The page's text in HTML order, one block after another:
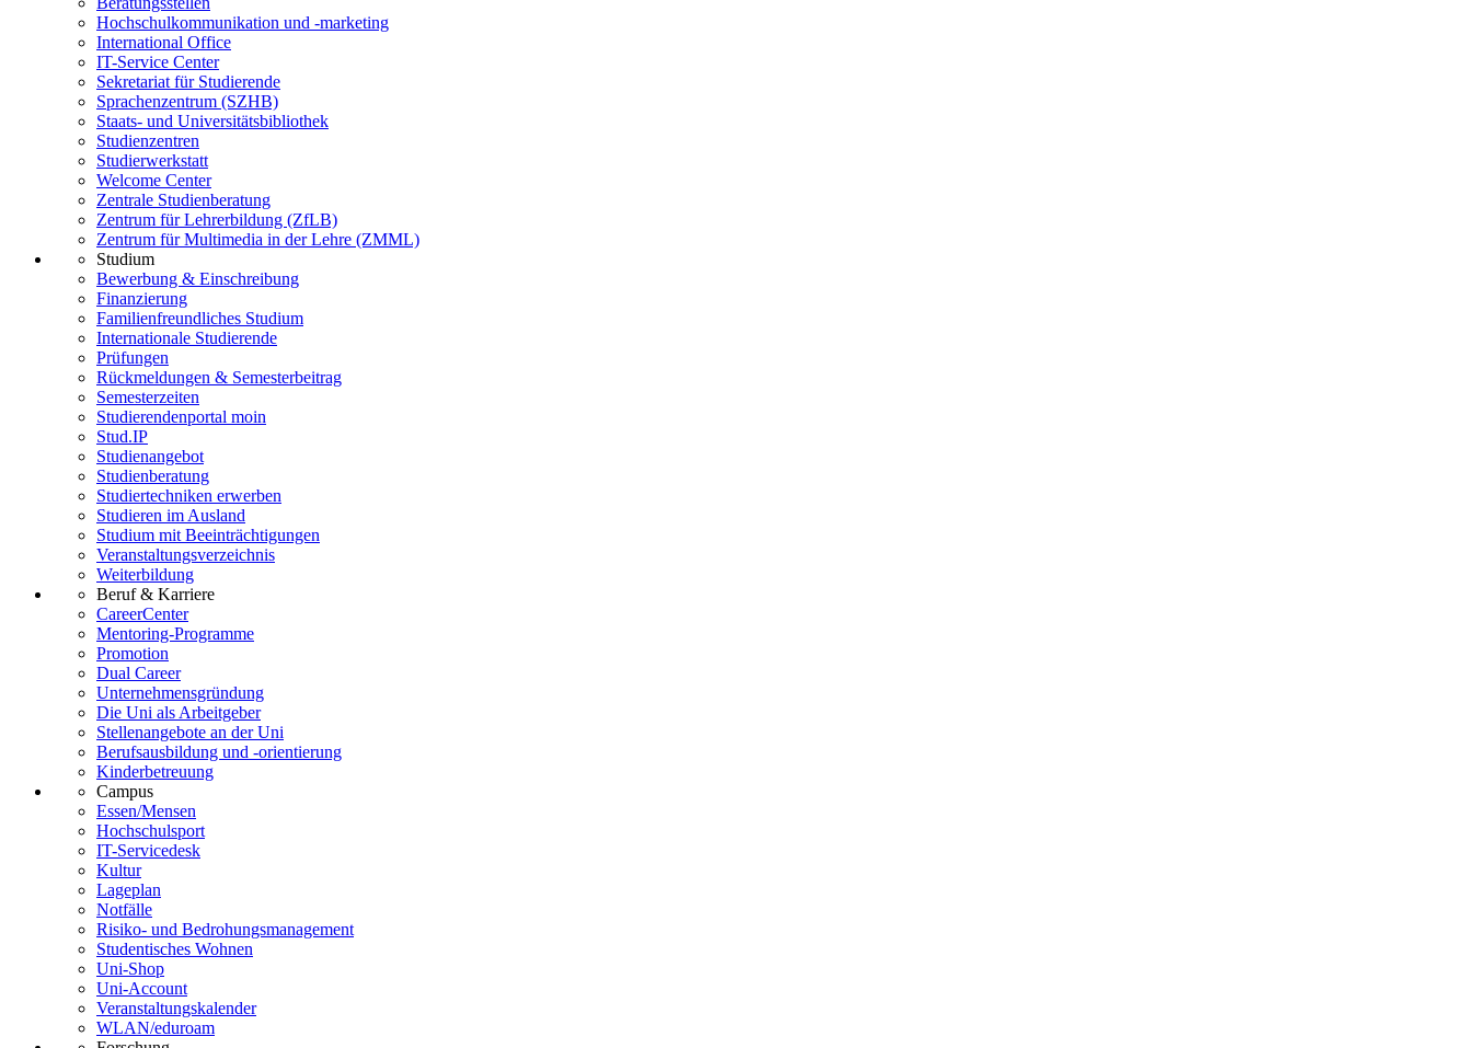
Hochschulkommunikation und -marketing
International Office
IT-Service Center
Sekretariat für Studierende
Sprachenzentrum (SZHB)
Staats- und Universitätsbibliothek
Studienzentren
Studierwerkstatt
Welcome Center
Zentrale Studienberatung
Zentrum für Lehrerbildung (ZfLB)
Zentrum für Multimedia in der Lehre (ZMML)
Studium
Bewerbung & Einschreibung
Finanzierung
Familienfreundliches Studium
Internationale Studierende
Prüfungen
Rückmeldungen & Semesterbeitrag
Semesterzeiten
Studierendenportal moin
Stud.IP
Studienangebot
Studienberatung
Studiertechniken erwerben
Studieren im Ausland
Studium mit Beeinträchtigungen
Veranstaltungsverzeichnis
Weiterbildung
Beruf & Karriere
CareerCenter
Mentoring-Programme
Promotion
Dual Career
Unternehmensgründung
Die Uni als Arbeitgeber
Stellenangebote an der Uni
Berufsausbildung und -orientierung
Kinderbetreuung
Campus
Essen/Mensen
Hochschulsport
IT-Servicedesk
Kultur
Lageplan
Notfälle
Risiko- und Bedrohungsmanagement
Studentisches Wohnen
Uni-Shop
Uni-Account
Veranstaltungskalender
WLAN/eduroam